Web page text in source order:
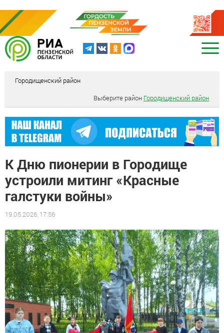
Городищенский район
Выберите район Городищенский район
К Дню пионерии в Городище
устроили митинг «Красные
галстуки войны»
19.05.2026, 17:56